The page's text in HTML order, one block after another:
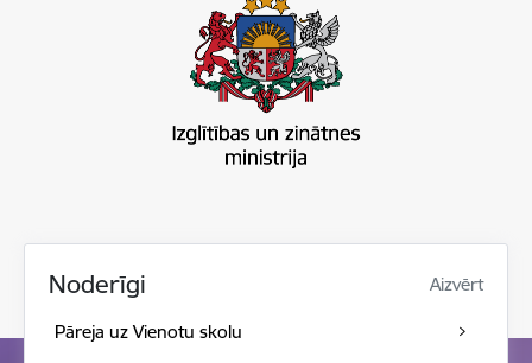
Noderīgi Aizvērt
Pāreja uz Vienotu skolu